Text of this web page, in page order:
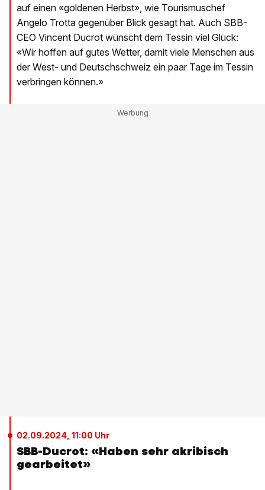
auf einen «goldenen Herbst», wie Tourismuschef
Angelo Trotta gegenüber Blick gesagt hat. Auch SBB-
CEO Vincent Ducrot wünscht dem Tessin viel Glück:
«Wir hoffen auf gutes Wetter, damit viele Menschen aus
der West- und Deutschschweiz ein paar Tage im Tessin
verbringen können.»
02.09.2024, 11:00 Uhr
SBB-Ducrot: «Haben sehr akribisch
gearbeitet»